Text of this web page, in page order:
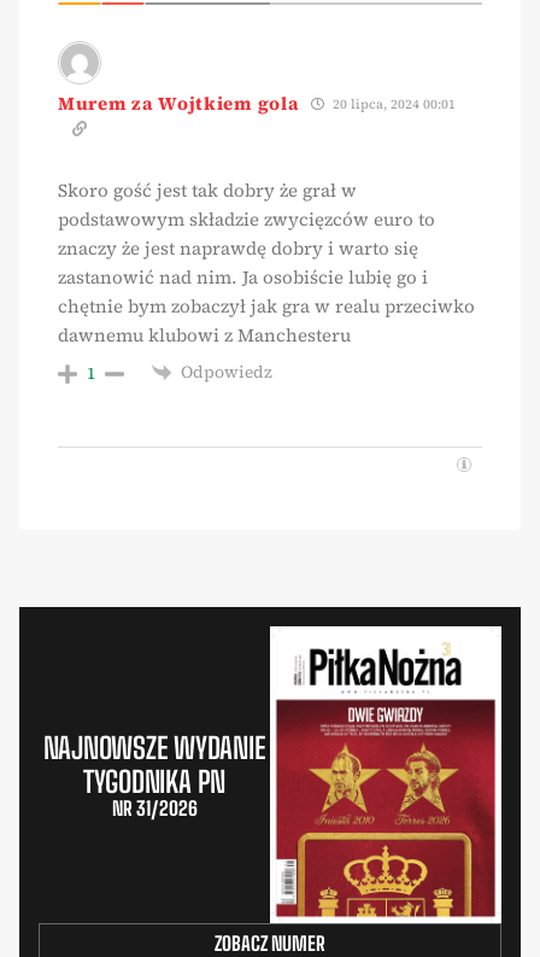
Murem za Wojtkiem gola 20 lipca, 2024 00:01
Skoro gość jest tak dobry że grał w
podstawowym składzie zwycięzców euro to
znaczy że jest naprawdę dobry i warto się
zastanowić nad nim. Ja osobiście lubię go i
chętnie bym zobaczył jak gra w realu przeciwko
dawnemu klubowi z Manchesteru
1 Odpowiedz
NAJNOWSZE WYDANIE
TYGODNIKA PN
NR 31/2026
ZOBACZ NUMER